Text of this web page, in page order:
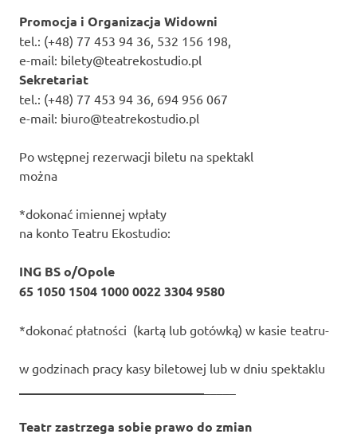
Promocja i Organizacja Widowni
tel.: (+48) 77 453 94 36, 532 156 198,
e-mail: bilety@teatrekostudio.pl
Sekretariat
tel.: (+48) 77 453 94 36, 694 956 067
e-mail: biuro@teatrekostudio.pl
Po wstępnej rezerwacji biletu na spektakl
można
*dokonać imiennej wpłaty
na konto Teatru Ekostudio:
ING BS o/Opole
65 1050 1504 1000 0022 3304 9580
*dokonać płatności (kartą lub gotówką) w kasie teatru-
w godzinach pracy kasy biletowej lub w dniu spektaklu
Teatr zastrzega sobie prawo do zmian